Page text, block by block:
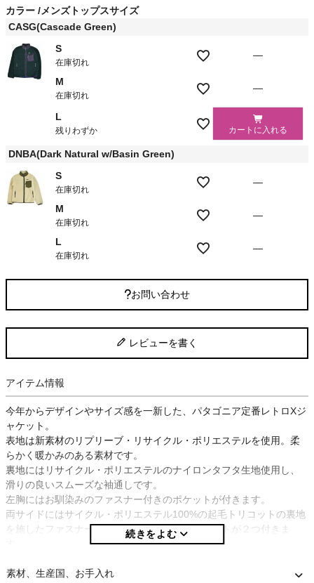
カラー
メンズトップスサイズ
CASG(Cascade Green)
S
在庫切れ
—
M
在庫切れ
—
L
残りわずか カートに入れる
DNBA(Dark Natural w/Basin Green)
S
在庫切れ
—
M
在庫切れ
—
L
在庫切れ
—
お問い合わせ
レビューを書く
アイテム情報
今年からデザインやサイズ感を一新した、パタゴニア定番レトロXジ
ャケット。
表地は新素材のリプリーブ・リサイクル・ポリエステルを使用。柔
らかく暖かみのある素材です。
裏地にはリサイクル・ポリエステルのナイロンタフタ生地使用し、
滑りの良いスムーズな袖通しです。
左胸にはお馴染みのファスナー付きのポケットが付きます。
両サイドにはサイクル・ポリエステル100%の起毛トリコットの裏地
を施したファスナー式のハンドウォーマーポケットが２つ付きま
備えています。
素材、生産国、お手入れ